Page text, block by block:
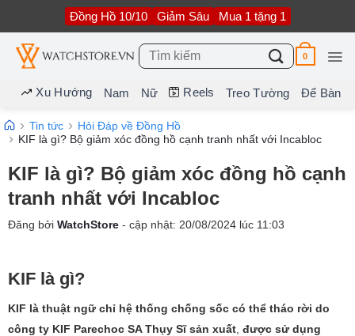
nội
dung
Đồng Hồ 10/10 Giảm Sâu Mua 1 tặng 1
Tìm
kiếm:
0
Xu Hướng Nam Nữ Reels Treo Tường Để Bàn
Tin tức
Hỏi Đáp về Đồng Hồ
KIF là gì? Bộ giảm xóc đồng hồ cạnh tranh nhất với Incabloc
KIF là gì? Bộ giảm xóc đồng hồ cạnh
tranh nhất với Incabloc
Đăng bởi WatchStore - cập nhật: 20/08/2024 lúc 11:03
KIF là gì?
KIF là thuật ngữ chỉ hệ thống chống sốc có thể tháo rời do
công ty KIF Parechoc SA Thụy Sĩ sản xuất được sử dụng